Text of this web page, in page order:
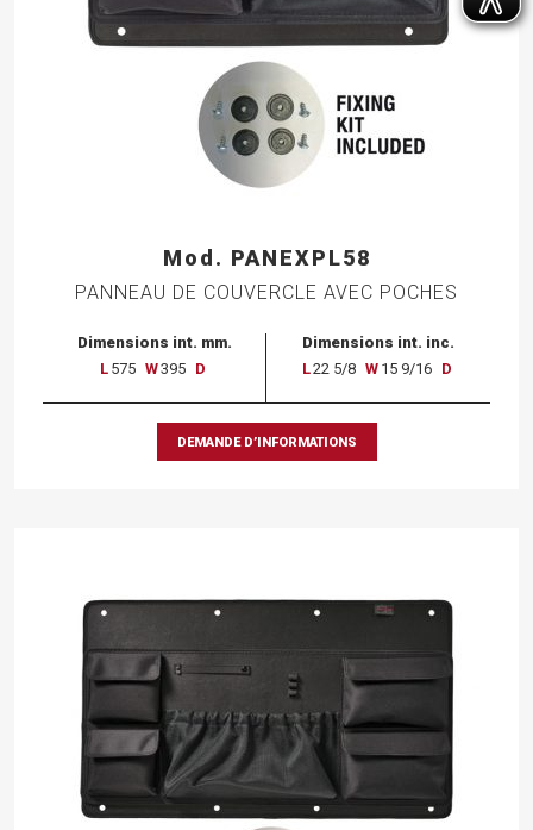
Mod. PANEXPL58
PANNEAU DE COUVERCLE AVEC POCHES
Dimensions int. mm.
L 575 W395 D
Dimensions int. inc.
L22 5/8 W 15 9/16 D
DEMANDE D’INFORMATIONS